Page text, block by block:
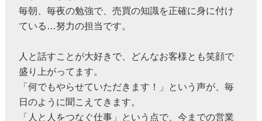
毎朝、毎夜の勉強で、売買の知識を正確に身に付け
ている…努力の担当です。
人と話すことが大好きで、どんなお客様とも笑顔で
盛り上がってます。
「何でもやらせていただきます！」という声が、毎
日のように聞こえてきます。
「人と人をつなぐ仕事」という点で、今までの営業